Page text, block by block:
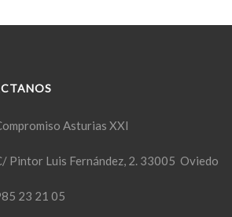
Asturias XXI
Luis Fernández, 2. 33005 Oviedo
23 21 05